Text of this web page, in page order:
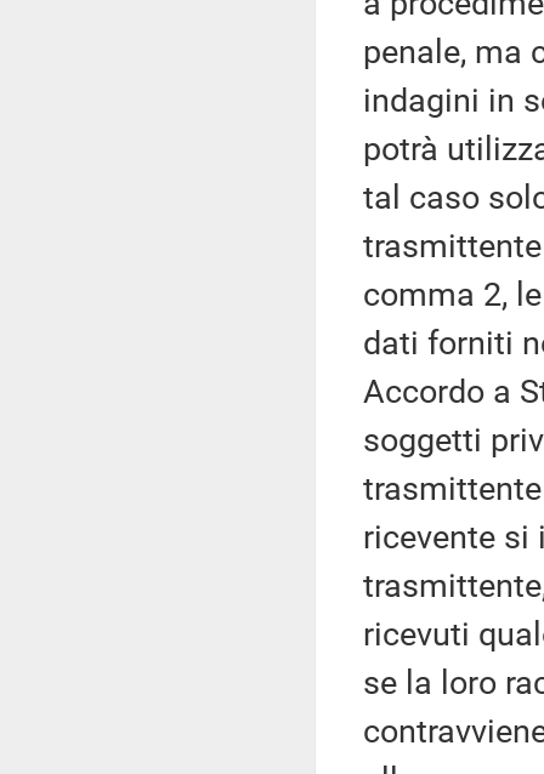
penale, ma
indagini in
potrà
tal caso
comma 2,
dati forniti
Accordo a
soggetti
ricevente si
ricevuti
se la loro